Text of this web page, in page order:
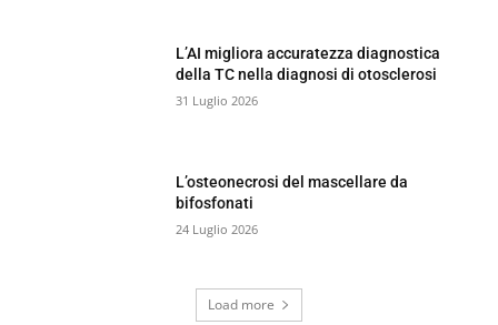
L’AI migliora accuratezza diagnostica
della TC nella diagnosi di otosclerosi
31 Luglio 2026
L’osteonecrosi del mascellare da
bifosfonati
24 Luglio 2026
Load more